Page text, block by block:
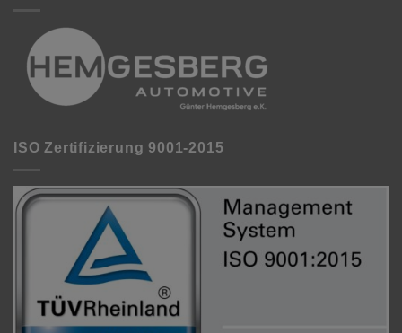
ISO Zertifizierung 9001-2015